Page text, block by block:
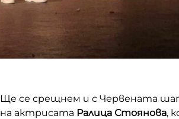
Ще се срещнем и с Червената
на актрисата Ралица Стоянова,